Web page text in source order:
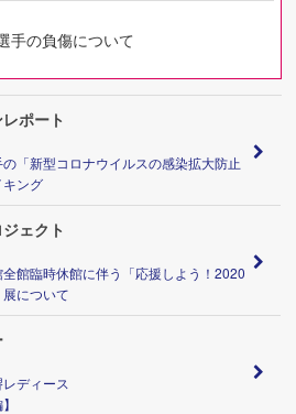
手の負傷について
ポート
「新型コロナウイルスの感染拡大防止
ング
ェクト
館臨時休館に伴う「応援しよう！2020
について
ディース